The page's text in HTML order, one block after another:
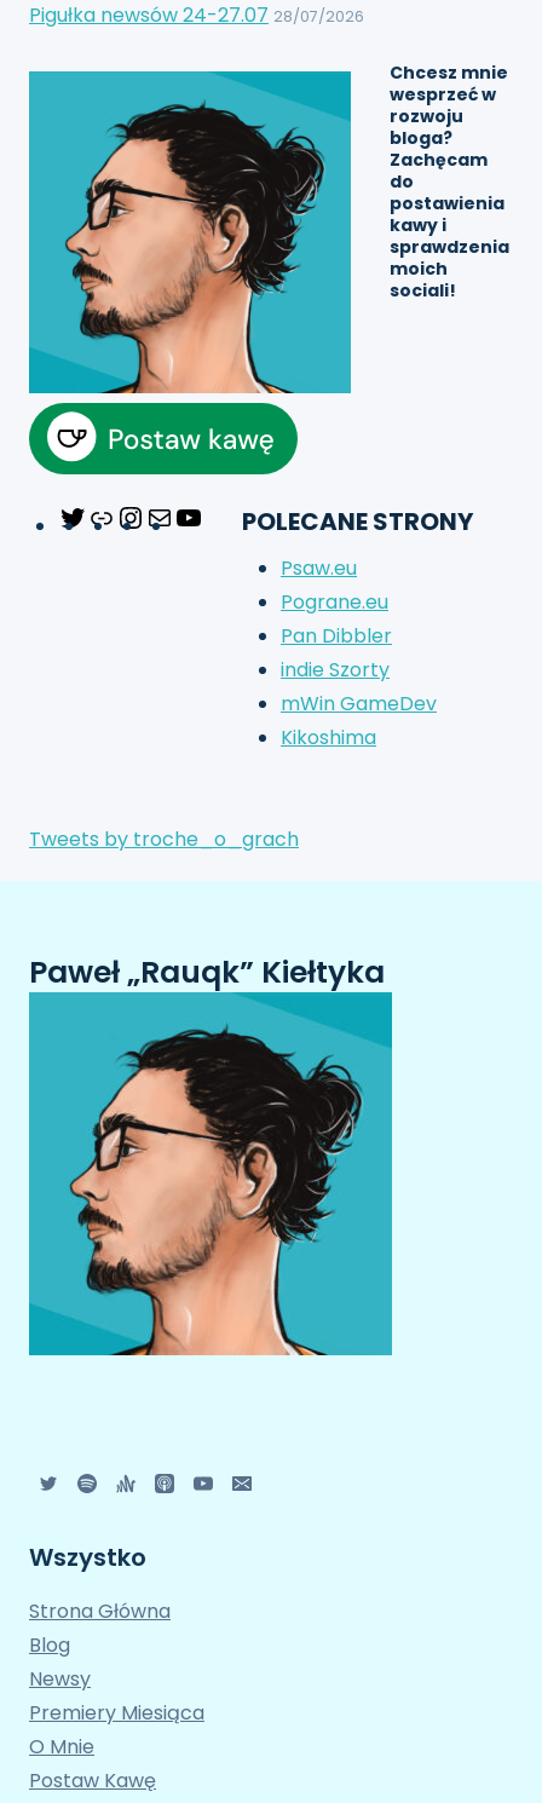
Pigułka newsów 24-27.07 28/07/2026
Chcesz mnie
wesprzeć w
rozwoju
bloga?
Zachęcam
do
postawienia
kawy i
sprawdzenia
moich
sociali!
Twitter
LinkInstagram
Mail YouTube
POLECANE STRONY
Psaw.eu
Pograne.eu
Pan Dibbler
indie Szorty
mWin GameDev
Kikoshima
Tweets by troche_o_grach
Paweł „Rauqk” Kiełtyka
Wszystko
Strona Główna
Blog
Newsy
Premiery Miesiąca
O Mnie
Postaw Kawę